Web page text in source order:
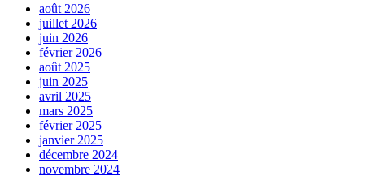
août 2026
juillet 2026
juin 2026
février 2026
août 2025
juin 2025
avril 2025
mars 2025
février 2025
janvier 2025
décembre 2024
novembre 2024